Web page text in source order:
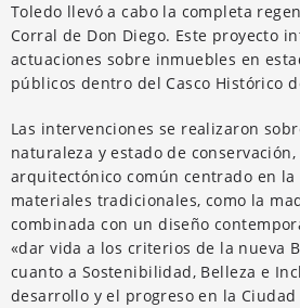
Toledo llevó a cabo la completa
Corral de Don Diego. Este proyecto
actuaciones sobre inmuebles en
públicos dentro del Casco Histórico
Las intervenciones se realizaron
naturaleza y estado de
arquitectónico común centrado en
materiales tradicionales, como la
combinada con un diseño
«dar vida a los criterios de la nueva
cuanto a Sostenibilidad, Belleza e
desarrollo y el progreso en la Ciudad